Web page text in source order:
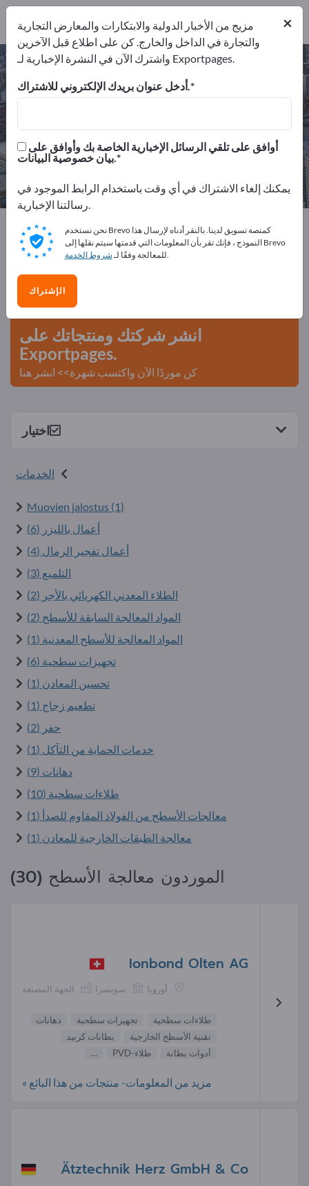
معالجة الأسطح – اعثر على الشركات
المصنعة والموردين
من مقدمي الخدمات
1
من مقدمي الخدمات2
موزعون 1
Exportpages الخدمات معالجة الأسطح
أعلن مجانًا على Exportpages!
الاحتياجات – العروض – السلع المستعملة – جهات الاتصال
التجارية >> ابدأ من هنا
انشر شركتك ومنتجاتك على
Exportpages.
كن موردًا الآن واكتسب شهرة>> انشر هنا
اختيار
الخدمات
Muovien jalostus (1)
أعمال بالليزر (6)
أعمال تفجير الرمال (4)
التلميع (3)
الطلاء المعدني الكهربائي بالأجر (2)
المواد المعالجة السابقة للأسطح (2)
المواد المعالجة للأسطح المعدنية (1)
تجهيزات سطحية (6)
تحسين المعادن (1)
تطعيم زجاج (1)
حفر (2)
خدمات الحماية من التآكل (1)
دهانات (9)
طلاءات سطحية (10)
معالجات الأسطح من الفولاذ المقاوم للصدأ (1)
معالجة الطبقات الخارجية للمعادن (1)
الموردون معالجة الأسطح (30)
Ionbond Olten AG
الجهة المصنعة سويسرا أوروبا
طلاءات سطحية تجهيزات سطحية
دهانات
تقنية الأسطح الخارجية
بطانات كربيد
أدوات بطانة
طلاء-PVD ...
مزيد من المعلومات- منتجات من هذا البائع »
Ätztechnik Herz GmbH & Co
×
مزيج من الأخبار الدولية والابتكارات والمعارض التجارية
والتجارة في الداخل والخارج. كن على اطلاع قبل الآخرين
واشترك الآن في النشرة الإخبارية لـ Exportpages.
أدخل عنوان بريدك الإلكتروني للاشتراك.
بيان خصوصية البيانات.
يمكنك إلغاء الاشتراك في أي وقت باستخدام الرابط الموجود في
رسالتنا الإخبارية.
نحن نستخدم Brevo كمنصة تسويق لدينا. بالنقر أدناه لإرسال هذا
النموذج ، فإنك تقر بأن المعلومات التي قدمتها سيتم نقلها إلى Brevo
للمعالجة وفقًا لـشروط الخدمة .
الإشتراك